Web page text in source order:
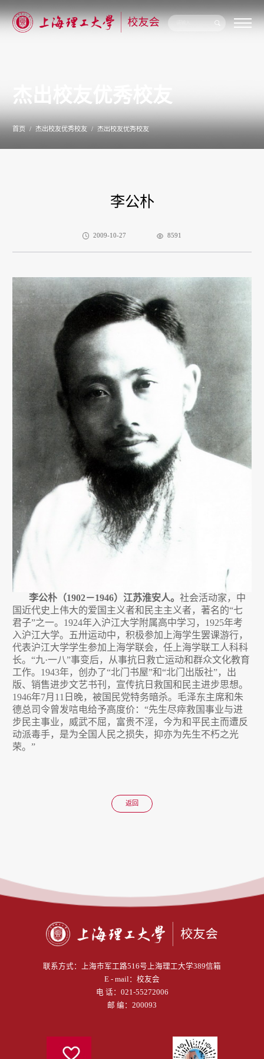
友
栏
馈
首页 杰出校友优秀校友 杰出校友优秀校友
李公朴
2009-10-27 8591
李公朴（1902－1946）江苏淮安人。 社会活动家，中
国近代史上伟大的爱国主义者和民主主义者，著名的“七
君子”之一。 1924年入沪江大学附属高中学习， 1925年考
入沪江大学。五卅运动中，积极参加上海学生罢课游行，
代表沪江大学学生参加上海学联会，任上海学联工人科科
长。 “九·一八”事变后，从事抗日救亡运动和群众文化教育
工作。 1943年，创办了“北门书屋”和“北门出版社”，出
版、销售进步文艺书刊，宣传抗日救国和民主进步思想。
1946年7月 11 日晚，被国民党特务暗杀。毛泽东主席和朱
德总司令曾发唁电给予高度价： “先生尽瘁救国事业与进
步民主事业，威武不屈，富贵不淫，今为和平民主而遭反
动派毒手，是为全国人民之损失，抑亦为先生不朽之光
荣。 ”
返回
联系方式：
上海市军工路516号上海理工大学389信箱
E - mail： 校友会
电 话： 021-55272006
邮 编：200093